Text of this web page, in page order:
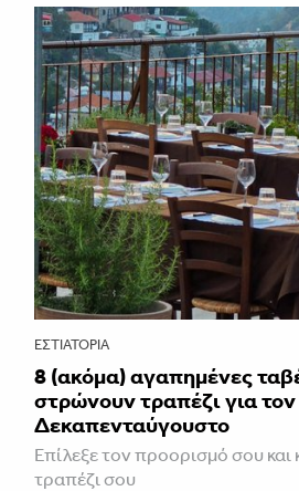
ΕΣΤΙΑΤΌΡΙΑ
8 (ακόμα) αγαπημένες
στρώνουν τραπέζι για τον
Δεκαπενταύγουστο
Επίλεξε τον προορισμό σου και
τραπέζι σου